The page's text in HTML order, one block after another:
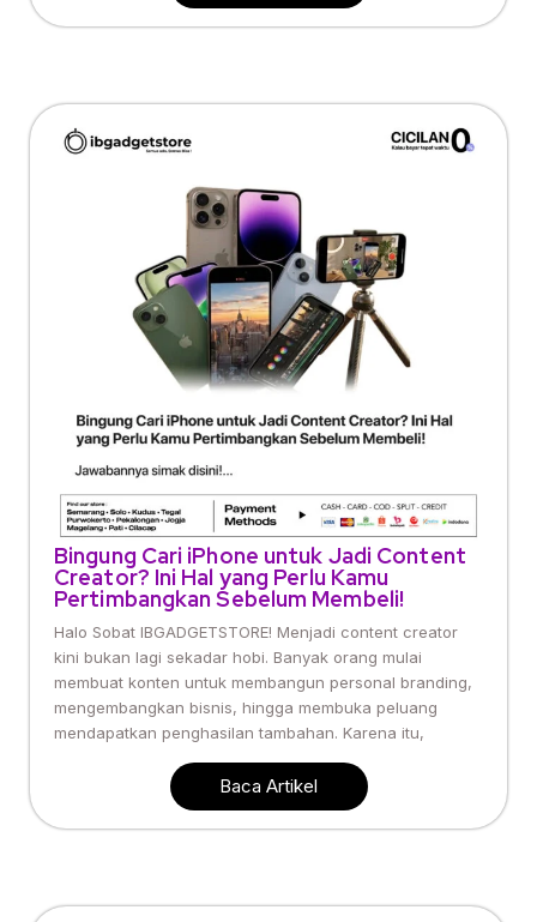
Bingung Cari iPhone untuk Jadi Content
Creator? Ini Hal yang Perlu Kamu
Pertimbangkan Sebelum Membeli!
Halo Sobat IBGADGETSTORE! Menjadi content creator
kini bukan lagi sekadar hobi. Banyak orang mulai
membuat konten untuk membangun personal branding,
mengembangkan bisnis, hingga membuka peluang
mendapatkan penghasilan tambahan. Karena itu,
Baca Artikel